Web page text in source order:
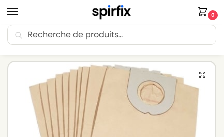
0
🚚 Livraison Point Relais offerte dès 30€ d’achat.